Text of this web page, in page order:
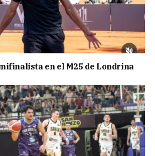
en el M25 de Londrina